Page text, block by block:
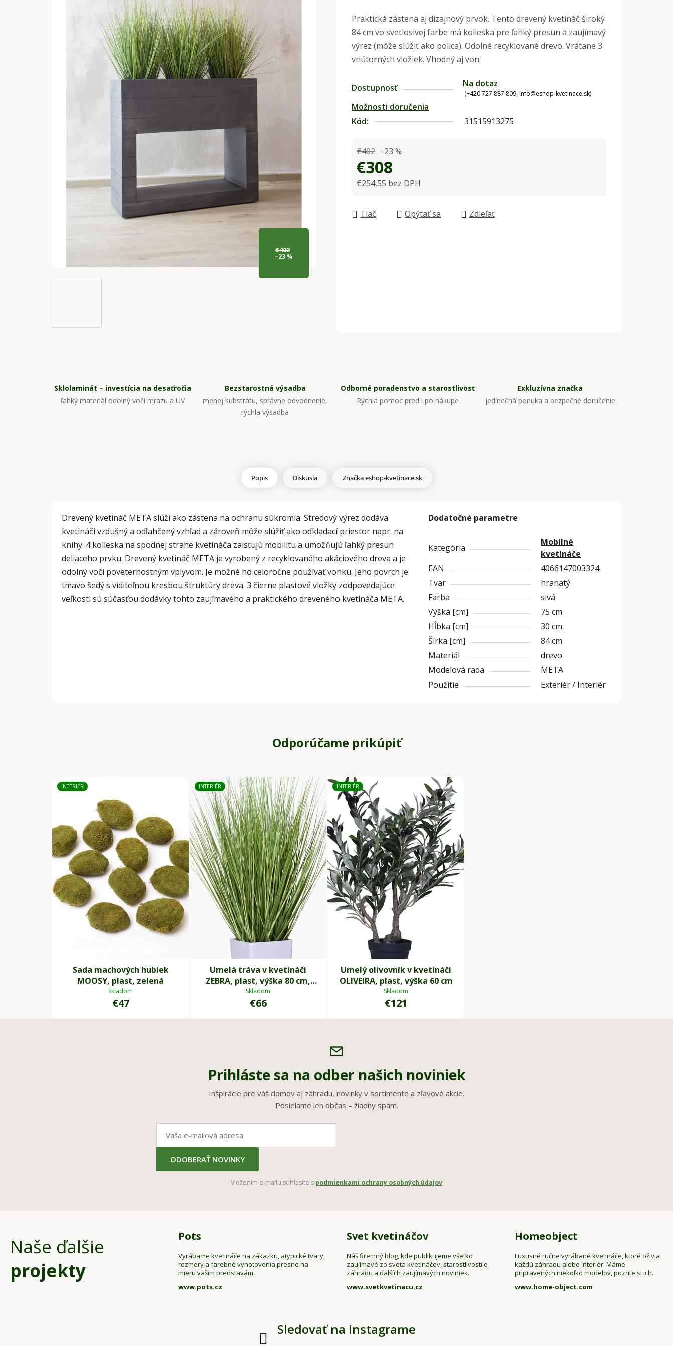
produktu
je
0,0
z
hviezdičiek.
Praktická zástena aj dizajnový prvok. Tento drevený kvetináč široký
84 cm vo svetlosivej farbe má kolieska pre ľahký presun a zaujímavý
výrez (môže slúžiť ako polica). Odolné recyklované drevo. Vrátane 3
vnútorných vložiek. Vhodný aj von.
Dostupnosť Na dotaz
(+420 727 887 809, info@eshop-kvetinace.sk)
Možnosti doručenia
Kód:
31515913275
€402 –23 %
€308
€254,55 bez DPH
Tlač
Opýtať sa Zdieľať
€402
–23 %
Sklolaminát – investícia na desaťročia
ľahký materiál odolný voči mrazu a UV
Bezstarostná výsadba
menej substrátu, správne odvodnenie,
rýchla výsadba
Odborné poradenstvo a starostlivosť
Rýchla pomoc pred i po nákupe
Exkluzívna značka
jedinečná ponuka a bezpečné doručenie
Popis Diskusia Značkaeshop-kvetinace.sk
Drevený kvetináč META slúži ako zástena na ochranu súkromia. Stredový výrez dodáva
kvetináči vzdušný a odľahčený vzhľad a zároveň môže slúžiť ako odkladací priestor napr. na
knihy. 4 kolieska na spodnej strane kvetináča zaisťujú mobilitu a umožňujú ľahký presun
deliaceho prvku. Drevený kvetináč META je vyrobený z recyklovaného akáciového dreva a je
odolný voči poveternostným vplyvom. Je možné ho celoročne používať vonku. Jeho povrch je
tmavo šedý s viditeľnou kresbou štruktúry dreva. 3 čierne plastové vložky zodpovedajúce
veľkosti sú súčasťou dodávky tohto zaujímavého a praktického dreveného kvetináča META.
Dodatočné parametre
Kategória
Mobilné
kvetináče
EAN
4066147003324
Tvar
hranatý
Farba
sivá
Výška [cm]
75 cm
Hĺbka [cm]
30 cm
Šírka [cm]
84 cm
Materiál
drevo
Modelová rada
META
Použitie
Exteriér / Interiér
Odporúčame prikúpiť
INTERIÉR
Sada machových hubiek
MOOSY, plast, zelená
Skladom
€47
INTERIÉR
Umelá tráva v kvetináči
ZEBRA, plast, výška 80 cm,
zelená
Skladom
€66
INTERIÉR
Umelý olivovník v kvetináči
OLIVEIRA, plast, výška 60 cm
Skladom
€121
Prihláste sa na odber našich noviniek
Inšpirácie pre váš domov aj záhradu, novinky v sortimente a zľavové akcie.
Posielame len občas – žiadny spam.
ODOBERAŤ NOVINKY
Vložením e-mailu súhlasíte s podmienkami ochrany osobných údajov
Naše ďalšie
projekty
Pots
Vyrábame kvetináče na zákazku, atypické tvary,
rozmery a farebné vyhotovenia presne na
mieru vašim predstavám.
www.pots.cz
Svet kvetináčov
Náš firemný blog, kde publikujeme všetko
zaujímavé zo sveta kvetináčov, starostlivosti o
záhradu a ďalších zaujímavých noviniek.
www.svetkvetinacu.cz
Homeobject
Luxusné ručne vyrábané kvetináče, ktoré oživia
každú záhradu alebo interiér. Máme
pripravených niekoľko modelov, pozrite si ich.
www.home-object.com
Sledovať na Instagrame